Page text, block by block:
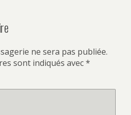
ne sera pas publiée.
sont indiqués avec*